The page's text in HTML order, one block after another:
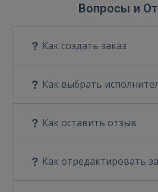
Вопросы и
Как создать заказ
Как выбрать
Как оставить отзыв
Как отредактировать